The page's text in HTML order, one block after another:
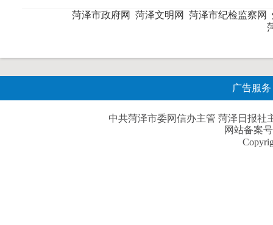
菏泽市政府网 菏泽文明网 菏泽市纪检监察网
广告服务
中共菏泽市委网信办主管 菏泽日报社
网站备案